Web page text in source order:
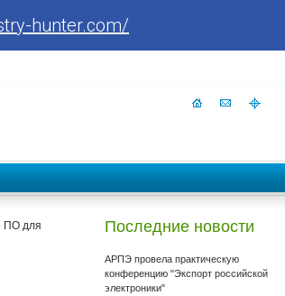
hunter.com/
ПО для
Последние новости
АРПЭ провела практическую
конференцию "Экспорт российской
электроники"